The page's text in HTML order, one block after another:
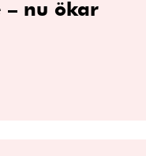
– nu ökar